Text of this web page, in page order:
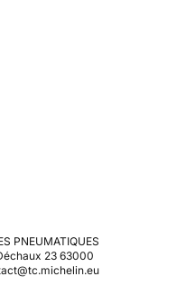
PNEUMATIQUES
23 63000